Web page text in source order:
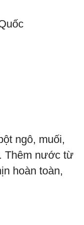
ngô, muối,
Thêm nước từ
hoàn toàn,